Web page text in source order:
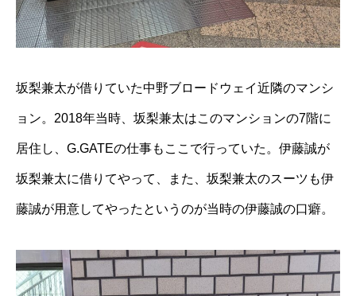
坂梨兼太が借りていた中野ブロードウェイ近隣のマンシ
ョン。2018年当時、坂梨兼太はこのマンションの7階に
居住し、G.GATEの仕事もここで行っていた。伊藤誠が
坂梨兼太に借りてやって、また、坂梨兼太のスーツも伊
藤誠が用意してやったというのが当時の伊藤誠の口癖。